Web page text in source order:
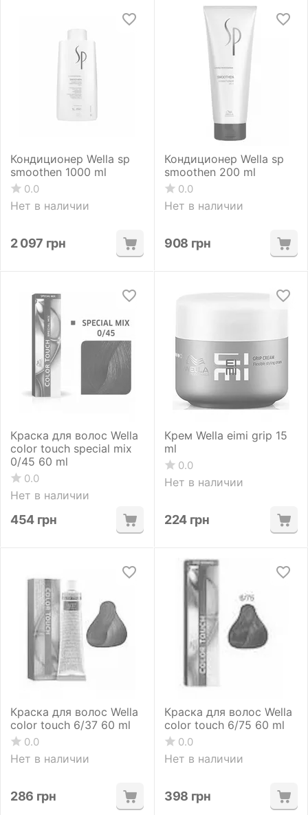
Кондиционер Wella sp
smoothen 1000 ml
0.0
Нет в наличии
2 097 грн
Кондиционер Wella sp
smoothen 200 ml
0.0
Нет в наличии
908 грн
Краска для волос Wella
color touch special mix
0/45 60 ml
0.0
Нет в наличии
454 грн
Крем Wella eimi grip 15
ml
0.0
Нет в наличии
224 грн
Краска для волос Wella
color touch 6/37 60 ml
0.0
Нет в наличии
286 грн
Краска для волос Wella
color touch 6/75 60 ml
0.0
Нет в наличии
398 грн